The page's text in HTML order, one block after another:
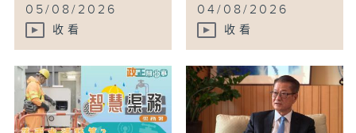
05/08/2026
收看
04/08/2026
收看